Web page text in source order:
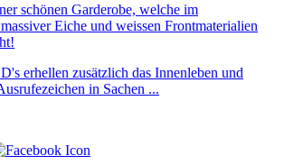
schönen Garderobe, welche im
Eiche und weissen Frontmaterialien
erhellen zusätzlich das Innenleben und
in Sachen ...